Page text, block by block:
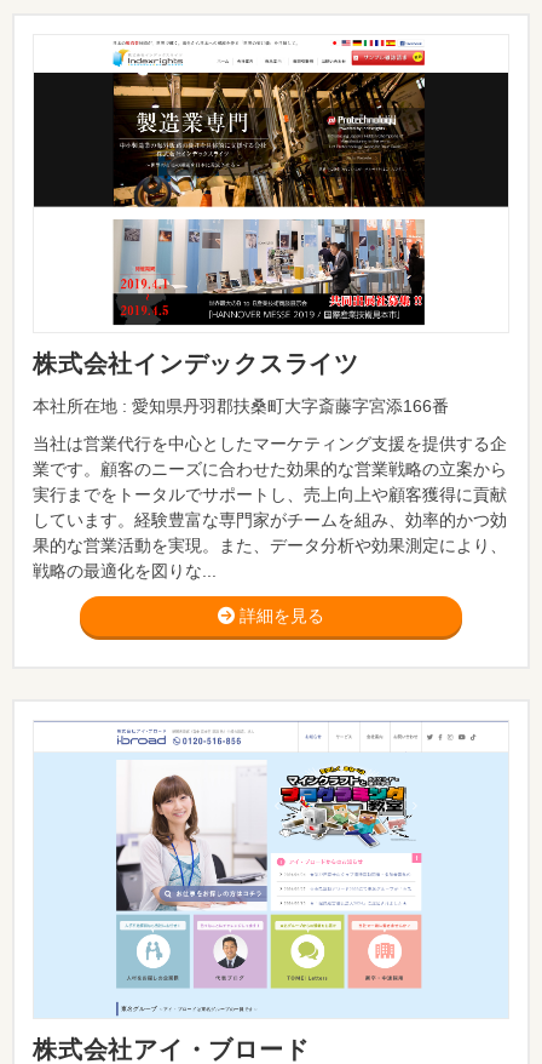
株式会社インデックスライツ
本社所在地 : 愛知県丹羽郡扶桑町大字斎藤字宮添166番
当社は営業代行を中心としたマーケティング支援を提供する企
業です。顧客のニーズに合わせた効果的な営業戦略の立案から
実行までをトータルでサポートし、売上向上や顧客獲得に貢献
しています。経験豊富な専門家がチームを組み、効率的かつ効
果的な営業活動を実現。また、データ分析や効果測定により、
戦略の最適化を図りな...
詳細を見る
株式会社アイ・ブロード